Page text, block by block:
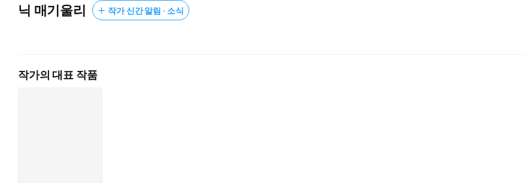
닉 매기울리 작가 신간 알림 · 소식
작가의 대표 작품